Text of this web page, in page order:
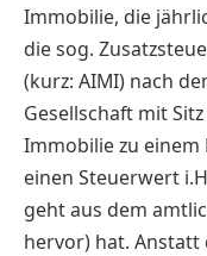
Immobilie, die
die sog.
(kurz: AIMI) nach
Gesellschaft mit
Immobilie zu einem
einen Steuerwert
geht aus dem
hervor) hat.